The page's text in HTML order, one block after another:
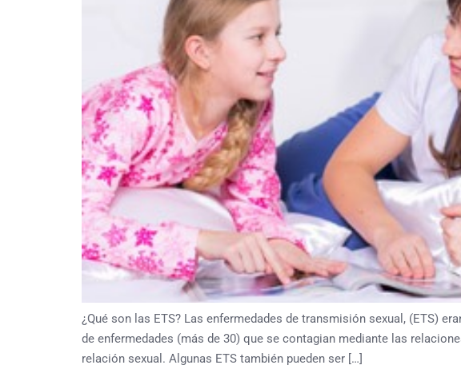
¿Qué son las ETS? Las enfermedades de transmisión sexual, (ETS)
de enfermedades (más de 30) que se contagian mediante las
relación sexual. Algunas ETS también pueden ser […]